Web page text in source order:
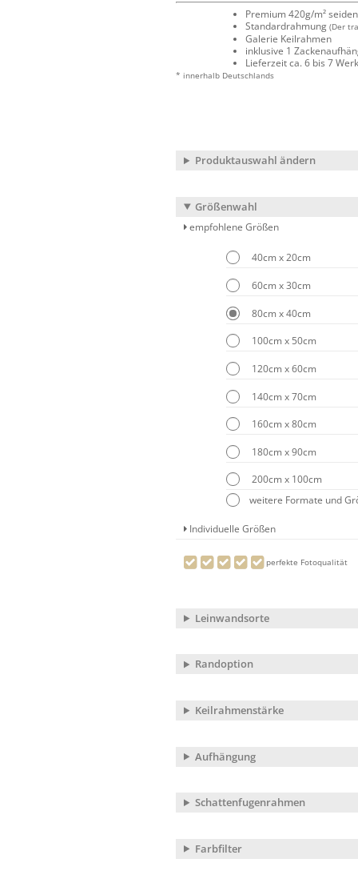
Premium 420g/m²
Standardrahmung (Der
Galerie Keilrahmen
inklusive 1
Lieferzeit ca. 6 bis 7
* innerhalb Deutschlands
Produktauswahl ändern
Größenwahl
empfohlene Größen
40cm x 20cm
60cm x 30cm
80cm x 40cm
100cm x 50cm
120cm x 60cm
140cm x 70cm
160cm x 80cm
180cm x 90cm
200cm x 100cm
weitere Formate und
Individuelle Größen
perfekte Fotoqualität
Leinwandsorte
Randoption
Keilrahmenstärke
Aufhängung
Schattenfugenrahmen
Farbfilter